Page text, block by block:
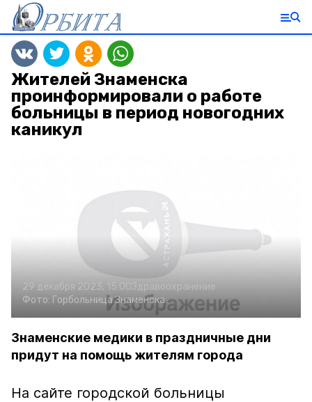
Жителей Знаменска
проинформировали о работе
больницы в период новогодних
каникул
29 декабря 2023, 15:00Здравоохранение
Фото: Горбольница Знаменска
Знаменские медики в праздничные дни
придут на помощь жителям города
На сайте городской больницы